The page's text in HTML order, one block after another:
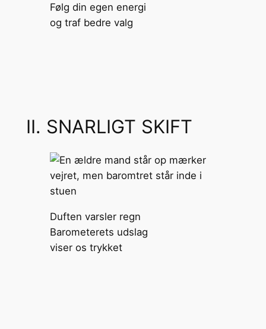
Følg din egen energi
og traf bedre valg
II. SNARLIGT SKIFT
Duften varsler regn
Barometerets udslag
viser os trykket